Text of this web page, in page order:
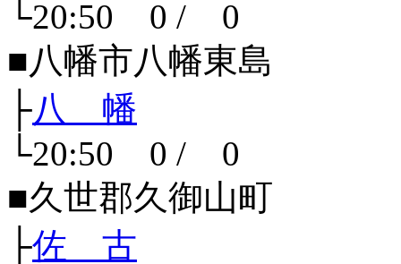
└20:50 0 / 0
■八幡市八幡東島
├八 幡
└20:50 0 / 0
■久世郡久御山町
├佐 古